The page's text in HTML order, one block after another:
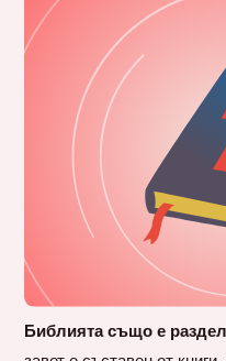
Библията също е